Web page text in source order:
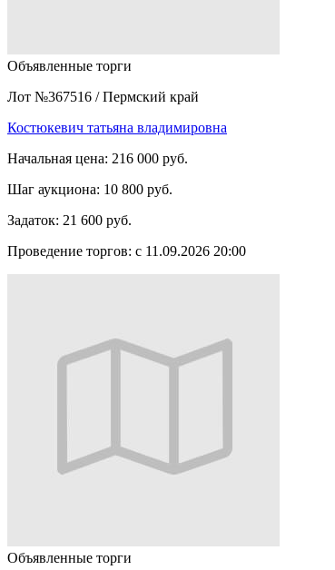
Объявленные торги
Лот №367516 / Пермский край
Костюкевич татьяна владимировна
Начальная цена: 216 000 руб.
Шаг аукциона: 10 800 руб.
Задаток: 21 600 руб.
Проведение торгов: с 11.09.2026 20:00
Объявленные торги